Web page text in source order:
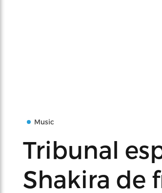
Music
Tribunal
Shakira de